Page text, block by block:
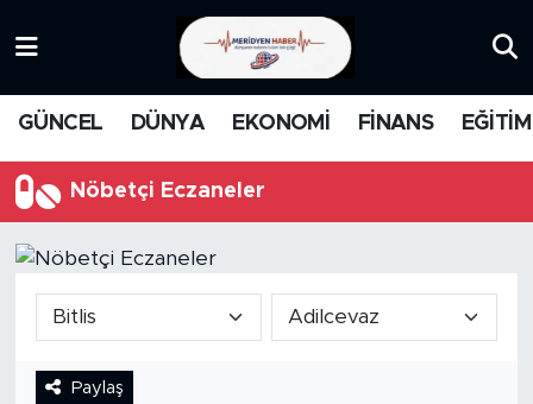
GÜNCEL DÜNYA EKONOMİ FİNANS EĞİTİM
Nöbetçi Eczaneler
Paylaş
MEDYA
DÜNYA
Trafik Durumu
Tüm Manşetler